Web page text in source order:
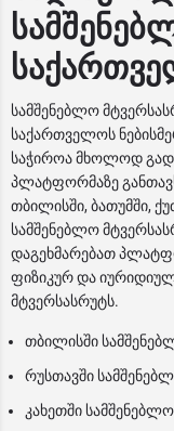
სამშენებლო
საქართველოს
საჭიროა მხოლოდ
პლატფორმაზე
თბილისში, ბათუმში,
სამშენებლო
დაგეხმარებათ
ფიზიკურ და
მტვერსასრუტს.
თბილისში
რუსთავში
კახეთში